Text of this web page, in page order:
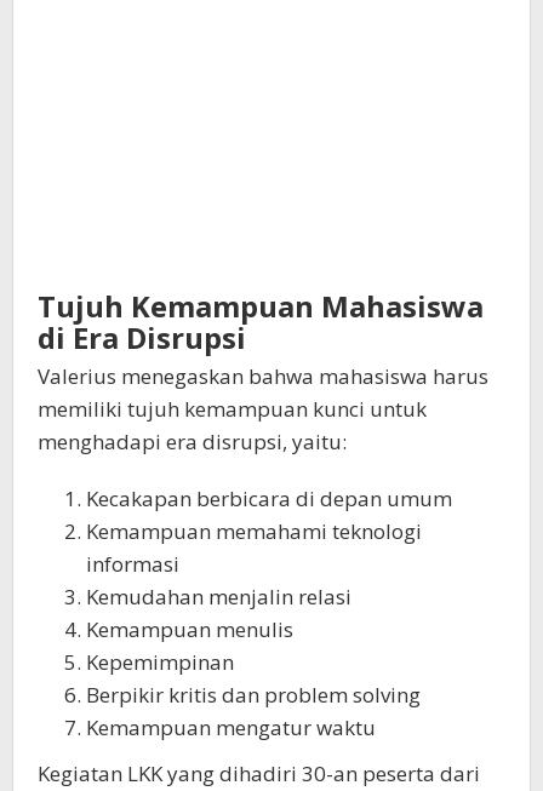
Tujuh Kemampuan Mahasiswa
di Era Disrupsi
Valerius menegaskan bahwa mahasiswa harus
memiliki tujuh kemampuan kunci untuk
menghadapi era disrupsi, yaitu:
Kecakapan berbicara di depan umum
Kemampuan memahami teknologi
informasi
Kemudahan menjalin relasi
Kemampuan menulis
Kepemimpinan
Berpikir kritis dan problem solving
Kemampuan mengatur waktu
Kegiatan LKK yang dihadiri 30-an peserta dari